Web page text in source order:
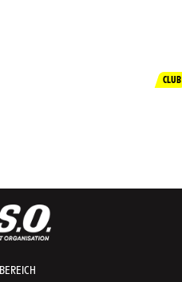
CLUB